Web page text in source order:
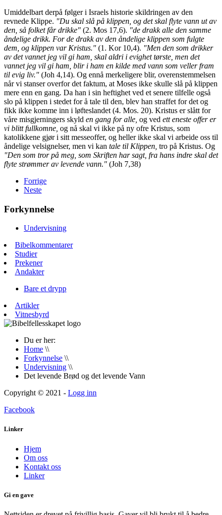
Umiddelbart derpå følger i Israels historie skildringen av den
revnede Klippe. "Du skal slå på klippen, og det skal flyte vann ut av
den, så folket får drikke" (2. Mos 17,6). "de drakk alle den samme
åndelige drikk. For de drakk av den åndelige klippen som fulgte
dem, og klippen var Kristus." (1. Kor 10,4). "Men den som drikker
av det vannet jeg vil gi ham, skal aldri i evighet tørste, men det
vannet jeg vil gi ham, blir i ham en kilde med vann som veller fram
til evig liv." (Joh 4,14). Og ennå merkeligere blir, overenstemmelsen
når vi stanser overfor det faktum, at Moses ikke skulle slå på klippen
mere enn en gang. Da han i sin heftighet ved et senere tilfelle også
slo på klippen i stedet for å tale til den, blev han straffet for det og
fikk ikke komme inn i løfteslandet (4. Mos. 20). Kristus er slått for
våre misgjerningers skyld en gang for alle, og ved ett eneste offer er
vi blitt fullkomne, og nå skal vi ikke på ny ofre Kristus, som
katolikkene gjør i sitt messeoffer, og heller ikke skal vi arbeide oss til
åndelige velsignelser, men vi kan tale til Klippen, tro på Kristus. Og
"Den som tror på meg, som Skriften har sagt, fra hans indre skal det
flyte strømmer av levende vann." (Joh 7,38)
Forrige
Neste
Forkynnelse
Undervisning
Bibelkommentarer
Studier
Prekener
Andakter
Bare et drypp
Artikler
Vitnesbyrd
Du er her:
Home \\
Forkynnelse \\
Undervisning \\
Det levende Brød og det levende Vann
Copyright © 2021 - Logg inn
Facebook
Linker
Hjem
Om oss
Kontakt oss
Linker
Gi en gave